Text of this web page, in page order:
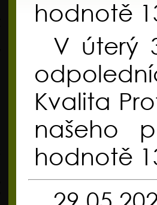
hodnotě
V úterý
Kvalita
našeho
hodnotě